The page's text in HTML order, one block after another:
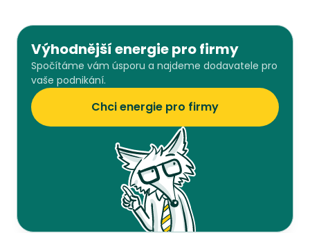
Výhodnější energie pro firmy
Spočítáme vám úsporu a najdeme dodavatele pro
vaše podnikání.
Chci energie pro firmy